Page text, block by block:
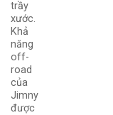
trầy
xước.
Khả
năng
off-
road
của
Jimny
được